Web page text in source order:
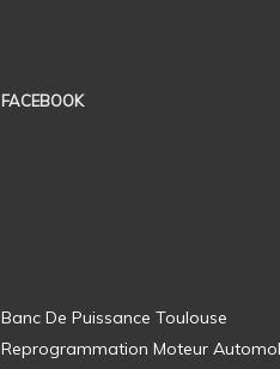
FACEBOOK
Banc De Puissance Toulouse
Reprogrammation Moteur